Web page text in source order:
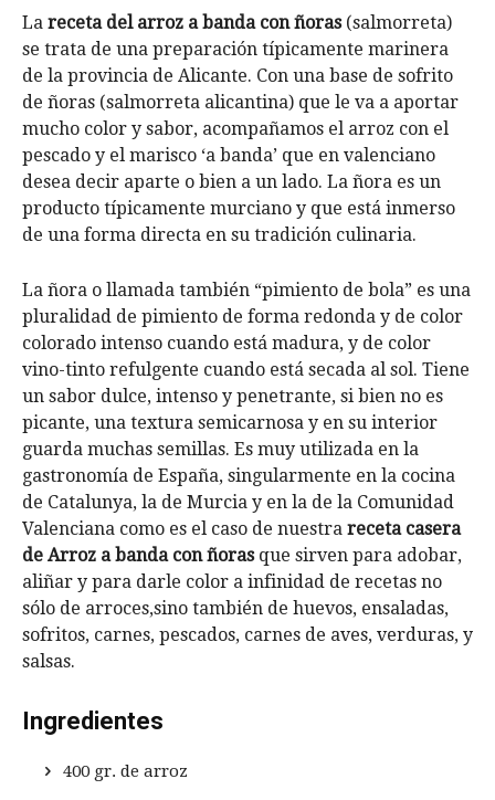
La receta del arroz a banda con ñoras (salmorreta)
se trata de una preparación típicamente marinera
de la provincia de Alicante. Con una base de sofrito
de ñoras (salmorreta alicantina) que le va a aportar
mucho color y sabor, acompañamos el arroz con el
pescado y el marisco ‘a banda’ que en valenciano
desea decir aparte o bien a un lado. La ñora es un
producto típicamente murciano y que está inmerso
de una forma directa en su tradición culinaria.
La ñora o llamada también “pimiento de bola” es una
pluralidad de pimiento de forma redonda y de color
colorado intenso cuando está madura, y de color
vino-tinto refulgente cuando está secada al sol. Tiene
un sabor dulce, intenso y penetrante, si bien no es
picante, una textura semicarnosa y en su interior
guarda muchas semillas. Es muy utilizada en la
gastronomía de España, singularmente en la cocina
de Catalunya, la de Murcia y en la de la Comunidad
Valenciana como es el caso de nuestra receta casera
de Arroz a banda con ñorasque sirven para adobar,
aliñar y para darle color a infinidad de recetas no
sólo de arroces,sino también de huevos, ensaladas,
sofritos, carnes, pescados, carnes de aves, verduras, y
salsas.
Ingredientes
400 gr. de arroz